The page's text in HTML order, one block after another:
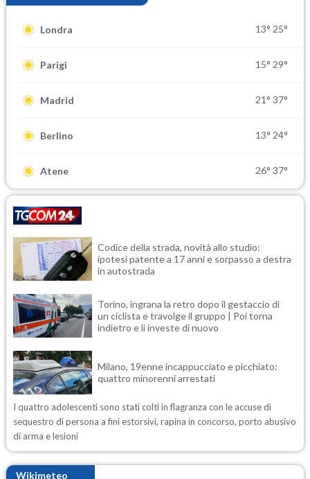
Londra 13° 25°
Parigi 15° 29°
Madrid 21° 37°
Berlino 13° 24°
Atene 26° 37°
Wikimeteo
Codice della strada, novità allo studio:
ipotesi patente a 17 anni e sorpasso a destra
in autostrada
Torino, ingrana la retro dopo il gestaccio di
un ciclista e travolge il gruppo | Poi torna
indietro e li investe di nuovo
Milano, 19enne incappucciato e picchiato:
quattro minorenni arrestati
I quattro adolescenti sono stati colti in flagranza con le accuse di
sequestro di persona a fini estorsivi, rapina in concorso, porto abusivo
di arma e lesioni